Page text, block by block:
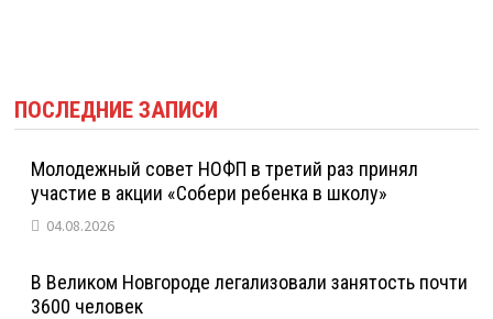
ПОСЛЕДНИЕ ЗАПИСИ
Молодежный совет НОФП в третий раз принял
участие в акции «Собери ребенка в школу»
04.08.2026
В Великом Новгороде легализовали занятость почти
3600 человек